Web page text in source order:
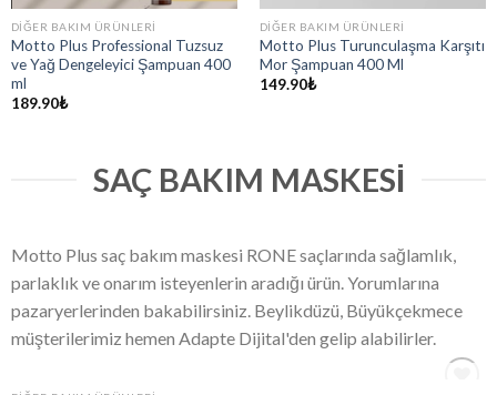
DIĞER BAKIM ÜRÜNLERI
Motto Plus Professional Tuzsuz
ve Yağ Dengeleyici Şampuan 400
ml
189.90₺
DIĞER BAKIM ÜRÜNLERI
Motto Plus Turunculaşma Karşıtı
Mor Şampuan 400 Ml
149.90₺
SAÇ BAKIM MASKESI
Motto Plus saç bakım maskesi RONE saçlarında sağlamlık,
parlaklık ve onarım isteyenlerin aradığı ürün. Yorumlarına
pazaryerlerinden bakabilirsiniz. Beylikdüzü, Büyükçekmece
müşterilerimiz hemen Adapte Dijital'den gelip alabilirler.